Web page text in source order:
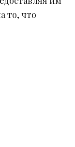
то, что